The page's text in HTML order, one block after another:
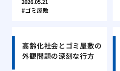
2026.05.21
ゴミ屋敷
高齢化社会とゴミ屋敷の
外観問題の深刻な行方